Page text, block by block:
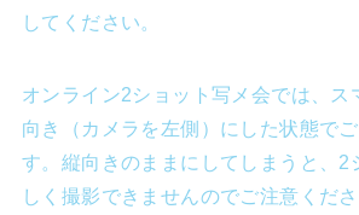
してください。
オンライン2ショット写メ会では、ス
向き（カメラを左側）にした状態で
す。縦向きのままにしてしまうと、2
しく撮影できませんのでご注意くだ